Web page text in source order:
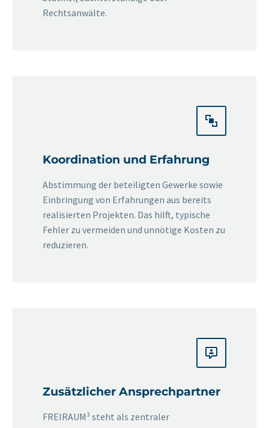
Rechtsanwälte.


Koordination und Erfahrung
Abstimmung der beteiligten Gewerke sowie
Einbringung von Erfahrungen aus bereits
realisierten Projekten. Das hilft, typische
Fehler zu vermeiden und unnötige Kosten zu
reduzieren.


Zusätzlicher Ansprechpartner
FREIRAUM³ steht als zentraler